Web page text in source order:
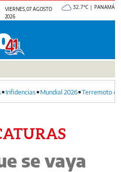
VIERNES, 07 AGOSTO
2026
32.7°C | PANAMÁ
Infidencias Mundial 2026 Terremoto
se vaya